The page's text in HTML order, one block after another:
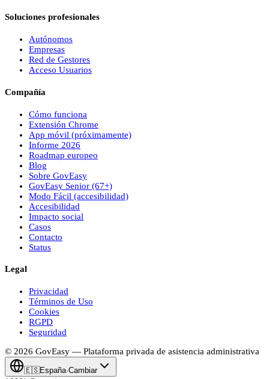
Soluciones profesionales
Autónomos
Empresas
Red de Gestores
Acceso Usuarios
Compañía
Cómo funciona
Extensión Chrome
App móvil (próximamente)
Informe 2026
Roadmap europeo
Blog
Sobre GovEasy
GovEasy Senior (67+)
Modo Fácil (accesibilidad)
Accesibilidad
Impacto social
Casos
Contacto
Status
Legal
Privacidad
Términos de Uso
Cookies
RGPD
Seguridad
© 2026 GovEasy — Plataforma privada de asistencia administrativa
🇪🇸España·Cambiar